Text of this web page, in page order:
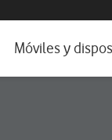
e idioma
Móviles y